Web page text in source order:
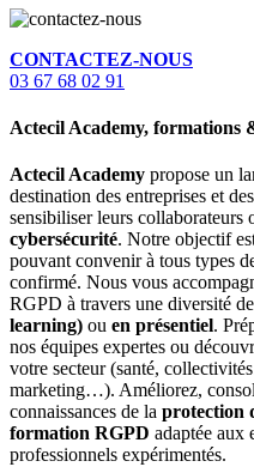
CONTACTEZ-NOUS
03 67 68 02 91
Actecil Academy, formations
Actecil Academy propose un
destination des entreprises et
sensibiliser leurs collaborateurs
cybersécurité. Notre objectif
pouvant convenir à tous types
confirmé. Nous vous
RGPD à travers une diversité de
learning) ou en présentiel.
nos équipes expertes ou
votre secteur (santé,
marketing…). Améliorez,
connaissances de la protection
formation RGPD adaptée aux
professionnels expérimentés.